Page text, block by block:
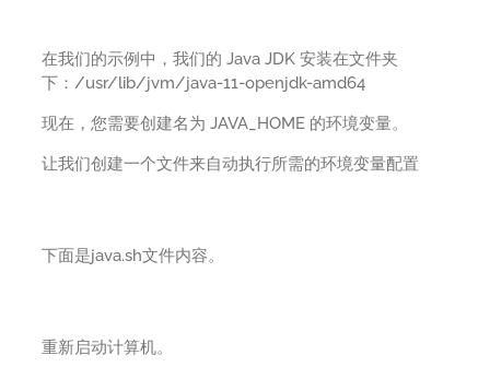
在我们的示例中，我们的 Java JDK 安装在文件夹
下：/usr/lib/jvm/java-11-openjdk-amd64
现在，您需要创建名为 JAVA_HOME 的环境变量。
让我们创建一个文件来自动执行所需的环境变量配置
下面是java.sh文件内容。
重新启动计算机。